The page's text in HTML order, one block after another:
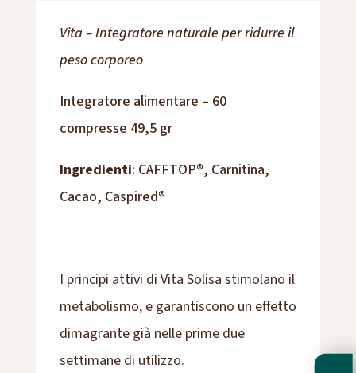
Vita – Integratore naturale per ridurre il
peso corporeo
Integratore alimentare – 60
compresse 49,5 gr
Ingredienti: CAFFTOP®, Carnitina,
Cacao, Caspired®
I principi attivi di Vita Solisa stimolano il
metabolismo, e garantiscono un effetto
dimagrante già nelle prime due
settimane di utilizzo.